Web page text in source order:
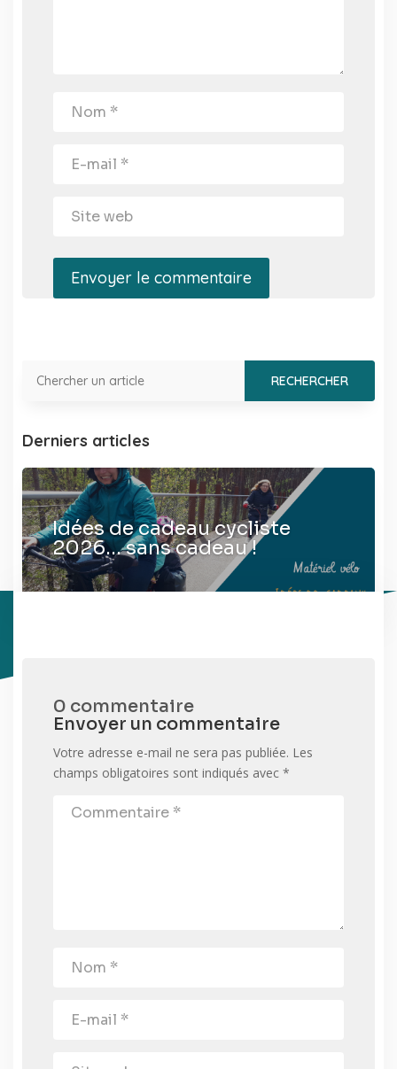
Envoyer le commentaire
Derniers articles
Idées de cadeau cycliste
2026… sans cadeau !
0 commentaire
Envoyer un commentaire
Votre adresse e-mail ne sera pas publiée. Les
champs obligatoires sont indiqués avec *